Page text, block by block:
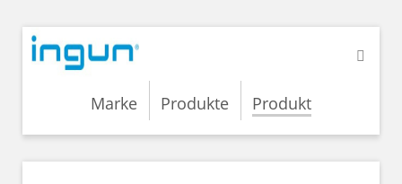
Marke Produkte Produkt